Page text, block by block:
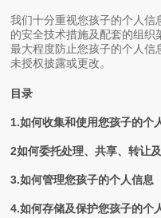
我们十分重视您孩子的个人信
的安全技术措施及配套的组织
最大程度防止您孩子的个人信
未授权披露或更改。
目录
1.如何收集和使用您孩子的个
2如何委托处理、共享、转让
3.如何管理您孩子的个人信息
4.如何存储及保护您孩子的个